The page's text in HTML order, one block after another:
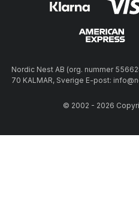
Nordic Nest AB (org. nummer
70 KALMAR, Sverige E-post:
© 2002 - 2026